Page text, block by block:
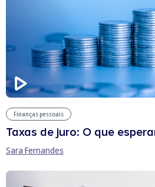
Finanças pessoais
Taxas de juro: O que
Sara Fernandes